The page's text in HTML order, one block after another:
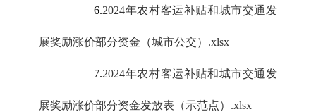
6.2024年农村客运补贴和城市交通发
展奖励涨价部分资金（城市公交）.xlsx
7.2024年农村客运补贴和城市交通发
展奖励涨价部分资金发放表（示范点）.xlsx